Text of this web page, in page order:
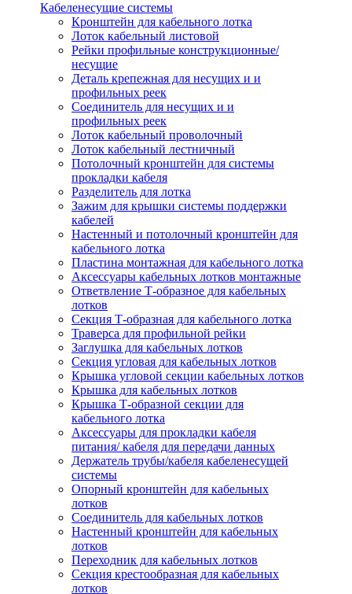
Кабеленесущие системы
Кронштейн для кабельного лотка
Лоток кабельный листовой
Рейки профильные конструкционные/
несущие
Деталь крепежная для несущих и и
профильных реек
Соединитель для несущих и и
профильных реек
Лоток кабельный проволочный
Лоток кабельный лестничный
Потолочный кронштейн для системы
прокладки кабеля
Разделитель для лотка
Зажим для крышки системы поддержки
кабелей
Настенный и потолочный кронштейн для
кабельного лотка
Пластина монтажная для кабельного лотка
Аксессуары кабельных лотков монтажные
Ответвление Т-образное для кабельных
лотков
Секция Т-образная для кабельного лотка
Траверса для профильной рейки
Заглушка для кабельных лотков
Секция угловая для кабельных лотков
Крышка угловой секции кабельных лотков
Крышка для кабельных лотков
Крышка Т-образной секции для
кабельного лотка
Аксессуары для прокладки кабеля
питания/ кабеля для передачи данных
Держатель трубы/кабеля кабеленесущей
системы
Опорный кронштейн для кабельных
лотков
Соединитель для кабельных лотков
Настенный кронштейн для кабельных
лотков
Переходник для кабельных лотков
Секция крестообразная для кабельных
лотков